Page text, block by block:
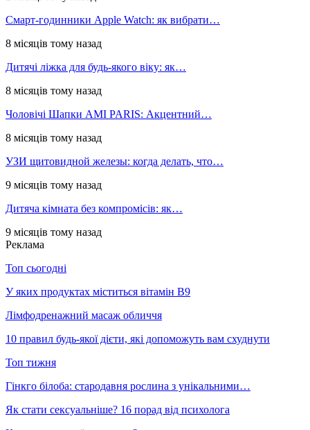
Смарт-годинники Apple Watch: як вибрати…
8 місяців тому назад
Дитячі ліжка для будь-якого віку: як…
8 місяців тому назад
Чоловічі Шапки AMI PARIS: Акцентний…
8 місяців тому назад
УЗИ щитовидной железы: когда делать, что…
9 місяців тому назад
Дитяча кімната без компромісів: як…
9 місяців тому назад
Реклама
Топ сьогодні
У яких продуктах міститься вітамін В9
Лімфодренажний масаж обличчя
10 правил будь-якої дієти, які допоможуть вам схуднути
Топ тижня
Гінкго білоба: стародавня рослина з унікальними…
Як стати сексуальніше? 16 порад від психолога